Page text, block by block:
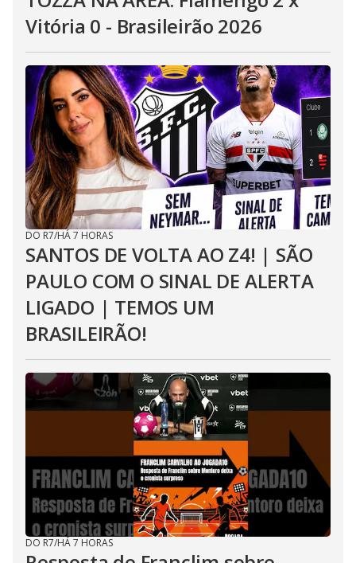
Vitória 0 - Brasileirão 2026
DO R7/HÁ 7 HORAS
SANTOS DE VOLTA AO Z4! | SÃO
PAULO COM O SINAL DE ALERTA
LIGADO | TEMOS UM
BRASILEIRÃO!
DO R7/HÁ 7 HORAS